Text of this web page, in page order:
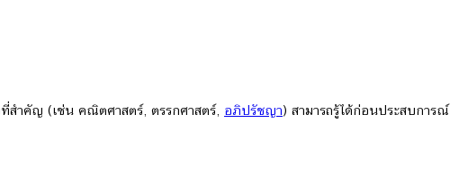
สำคัญ (เช่น คณิตศาสตร์, ตรรกศาสตร์, อภิปรัชญา) สามารถรู้ได้ก่อนประสบการณ์